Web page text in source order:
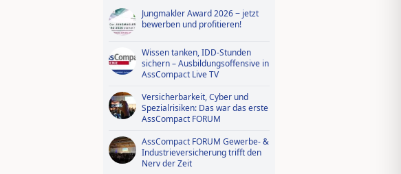
Jungmakler Award 2026 − jetzt
bewerben und profitieren!
Wissen tanken, IDD-Stunden
sichern – Ausbildungsoffensive in
AssCompact Live TV
Versicherbarkeit, Cyber und
Spezialrisiken: Das war das erste
AssCompact FORUM
AssCompact FORUM Gewerbe- &
Industrieversicherung trifft den
Nerv der Zeit